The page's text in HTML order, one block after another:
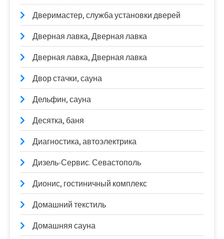
Дверимастер, служба установки дверей
Дверная лавка, Дверная лавка
Дверная лавка, Дверная лавка
Двор стачки, сауна
Дельфин, сауна
Десятка, баня
Диагностика, автоэлектрика
Дизель-Сервис. Севастополь
Дионис, гостиничный комплекс
Домашний текстиль
Домашняя сауна